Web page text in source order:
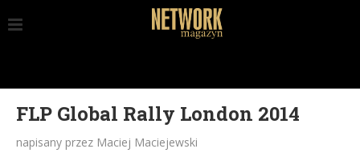
FLP Global Rally London 2014
napisany przez Maciej Maciejewski